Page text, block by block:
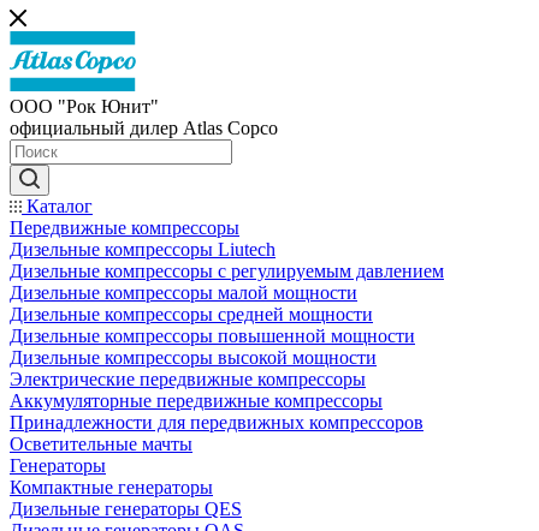
ООО "Рок Юнит"
официальный дилер Atlas Copco
Каталог
Передвижные компрессоры
Дизельные компрессоры Liutech
Дизельные компрессоры с регулируемым давлением
Дизельные компрессоры малой мощности
Дизельные компрессоры средней мощности
Дизельные компрессоры повышенной мощности
Дизельные компрессоры высокой мощности
Электрические передвижные компрессоры
Аккумуляторные передвижные компрессоры
Принадлежности для передвижных компрессоров
Осветительные мачты
Генераторы
Компактные генераторы
Дизельные генераторы QES